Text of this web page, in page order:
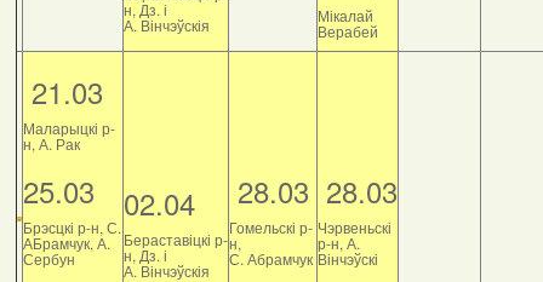
н, Дз. і
А. Вінчэўскія
Мікалай
Верабей
21.03
Маларыцкі р-
н, А. Рак
25.03
Брэсцкі р-н, С.
АБрамчук, А.
Сербун
02.04
Бераставіцкі р-
н, Дз. і
А. Вінчэўскія
28.03
Гомельскі р-
н,
С. Абрамчук
28.03
Чэрвеньскі
р-н, А.
Вінчэўскі